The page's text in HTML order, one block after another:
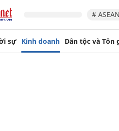
#
sự Kinh doanh Dân tộc và Tôn